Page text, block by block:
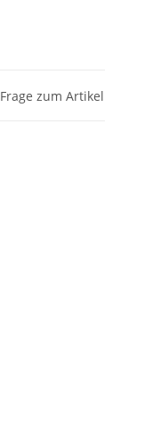
Frage zum Artikel